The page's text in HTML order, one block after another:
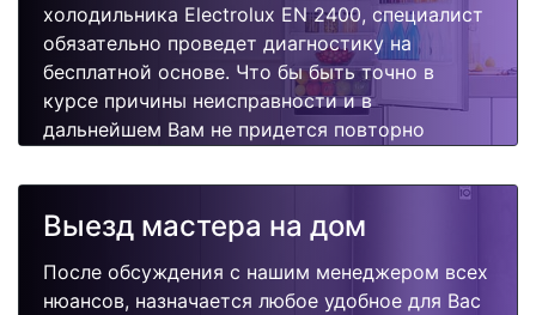
холодильника Electrolux EN 2400, специалист
обязательно проведет диагностику на
бесплатной основе. Что бы быть точно в
курсе причины неисправности и в
дальнейшем Вам не придется повторно
поломок.
Выезд мастера на дом
После обсуждения с нашим менеджером всех
нюансов, назначается любое удобное для Вас